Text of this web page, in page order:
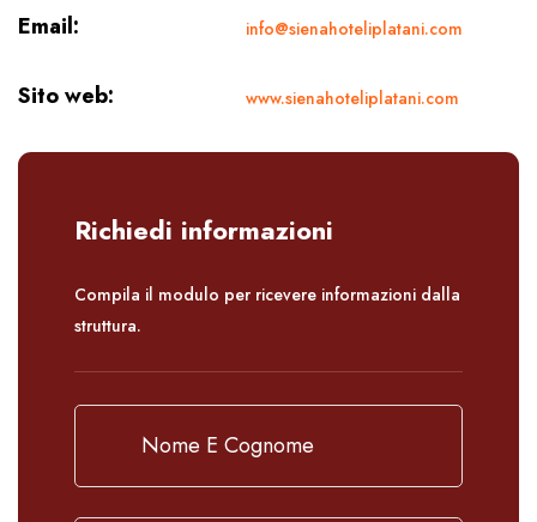
Email: info@sienahoteliplatani.com
Sito web: www.sienahoteliplatani.com
Richiedi informazioni
Compila il modulo per ricevere informazioni dalla
struttura.